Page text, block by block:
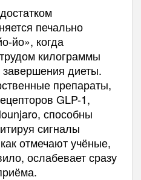
печально
йо», когда
килограммы
диеты.
препараты,
GLP-1,
способны
сигналы
отмечают учёные,
ослабевает сразу